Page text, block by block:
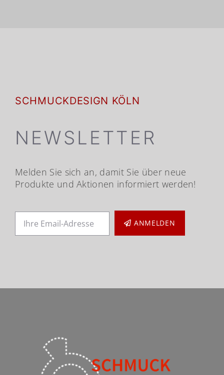
SCHMUCKDESIGN KÖLN
NEWSLETTER
Melden Sie sich an, damit Sie über neue
Produkte und Aktionen informiert werden!
ANMELDEN